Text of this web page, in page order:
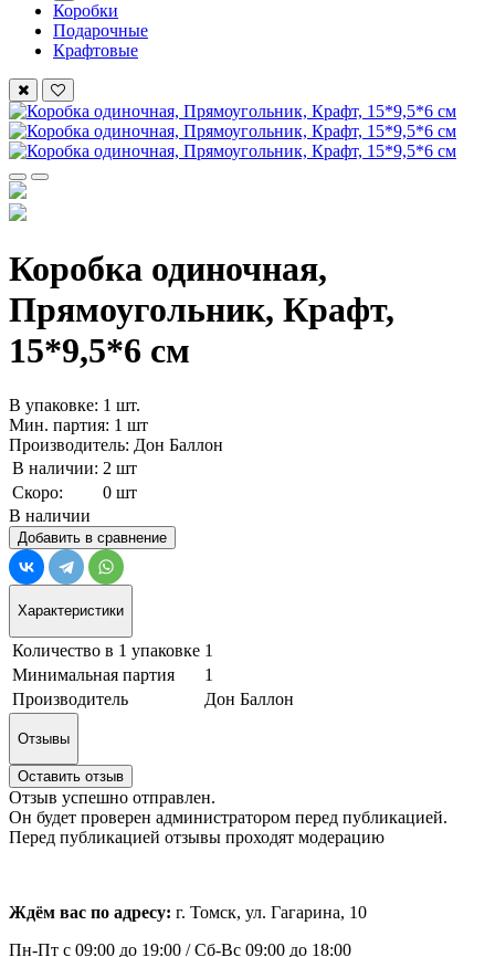
Коробки
Подарочные
Крафтовые
Коробка одиночная,
Прямоугольник, Крафт,
15*9,5*6 см
В упаковке: 1 шт.
Мин. партия: 1 шт
Производитель: Дон Баллон
В наличии: 2 шт
Скоро:
0 шт
В наличии
Добавить в сравнение
Характеристики
Количество в 1 упаковке 1
Минимальная партия
1
Производитель
Дон Баллон
Отзывы
Оставить отзыв
Отзыв успешно отправлен.
Он будет проверен администратором перед публикацией.
Перед публикацией отзывы проходят модерацию
Ждём вас по адресу: г. Томск, ул. Гагарина, 10
Пн-Пт с 09:00 до 19:00 /Сб-Вс 09:00 до 18:00